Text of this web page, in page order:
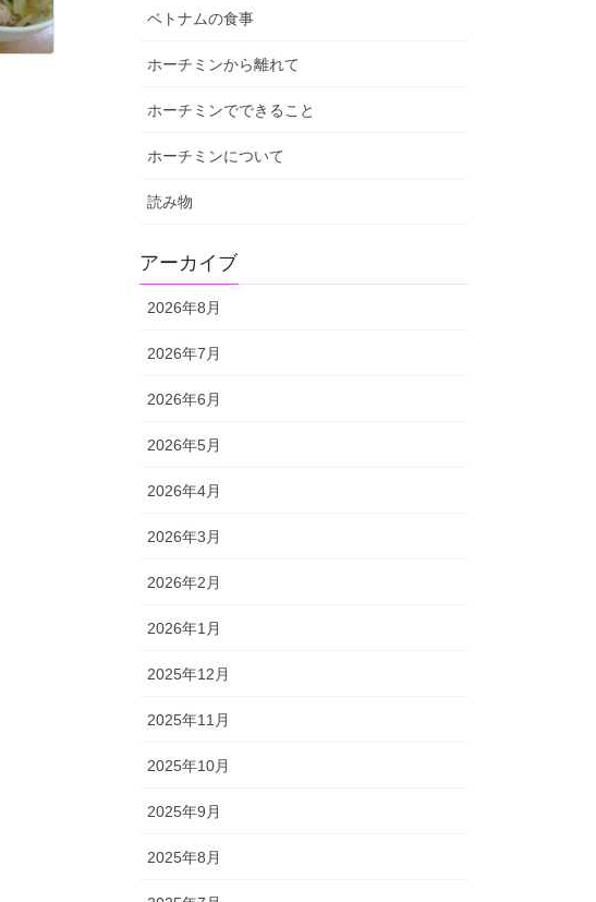
ベトナムの食事
ホーチミンから離れて
ホーチミンでできること
ホーチミンについて
読み物
アーカイブ
2026年8月
2026年7月
2026年6月
2026年5月
2026年4月
2026年3月
2026年2月
2026年1月
2025年12月
2025年11月
2025年10月
2025年9月
2025年8月